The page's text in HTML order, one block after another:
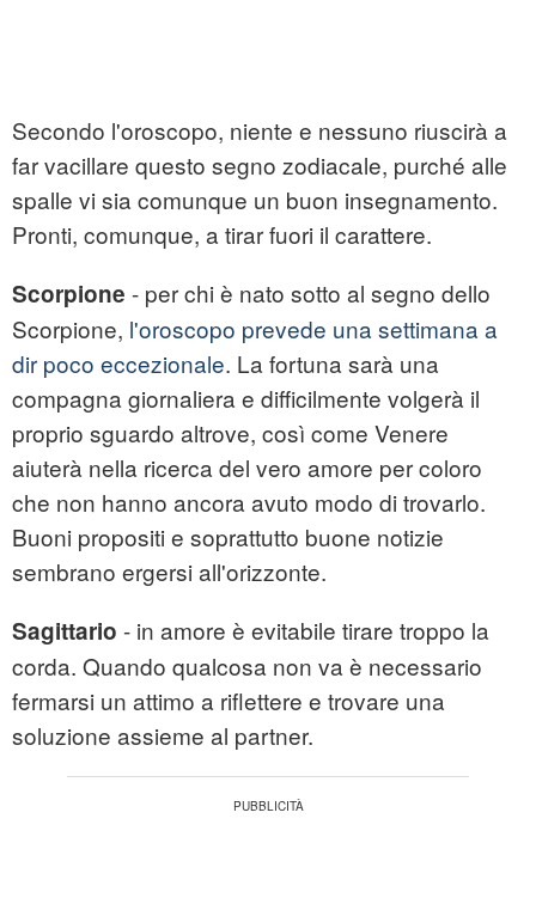
Secondo l'oroscopo, niente e nessuno riuscirà a
far vacillare questo segno zodiacale, purché alle
spalle vi sia comunque un buon insegnamento.
Pronti, comunque, a tirar fuori il carattere.
Scorpione - per chi è nato sotto al segno dello
Scorpione, l'oroscopo prevede una settimana a
dir poco eccezionale. La fortuna sarà una
compagna giornaliera e difficilmente volgerà il
proprio sguardo altrove, così come Venere
aiuterà nella ricerca del vero amore per coloro
che non hanno ancora avuto modo di trovarlo.
Buoni propositi e soprattutto buone notizie
sembrano ergersi all'orizzonte.
Sagittario - in amore è evitabile tirare troppo la
corda. Quando qualcosa non va è necessario
fermarsi un attimo a riflettere e trovare una
soluzione assieme al partner.